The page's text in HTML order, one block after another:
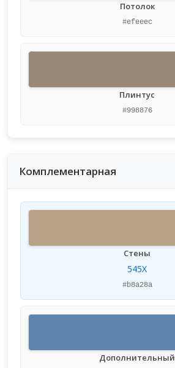
Потолок
#efeeec
Плинтус
#998876
Комплементарная
Стены
545X
#b8a28a
Дополнительный